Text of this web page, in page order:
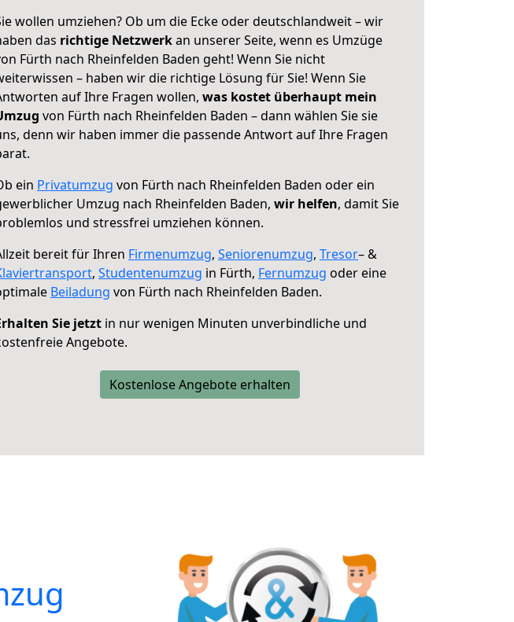
wollen umziehen? Ob um die Ecke oder deutschlandweit – wir
das richtige Netzwerkan unserer Seite, wenn es Umzüge
Fürth nach Rheinfelden Baden geht! Wenn Sie nicht
– haben wir die richtige Lösung für Sie! Wenn Sie
auf Ihre Fragen wollen, was kostet überhaupt mein
von Fürth nach Rheinfelden Baden – dann wählen Sie sie
denn wir haben immer die passende Antwort auf Ihre Fragen
ein Privatumzug von Fürth nach Rheinfelden Baden oder ein
Umzug nach Rheinfelden Baden, wir helfen, damit Sie
und stressfrei umziehen können.
bereit für Ihren Firmenumzug, Seniorenumzug, Tresor– &
, Studentenumzug in Fürth, Fernumzug oder eine
Beiladung von Fürth nach Rheinfelden Baden.
Sie jetzt in nur wenigen Minuten unverbindliche und
Angebote.
Kostenlose Angebote erhalten